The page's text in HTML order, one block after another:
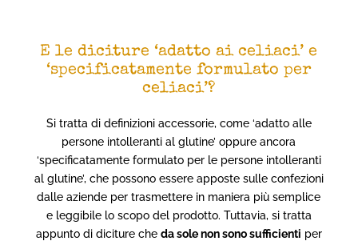
E le diciture ‘adatto ai celiaci’ e
‘specificatamente formulato per
celiaci’?
Si tratta di definizioni accessorie, come ‘adatto alle
persone intolleranti al glutine’ oppure ancora
‘specificatamente formulato per le persone intolleranti
al glutine’, che possono essere apposte sulle confezioni
dalle aziende per trasmettere in maniera più semplice
e leggibile lo scopo del prodotto. Tuttavia, si tratta
appunto di diciture che da sole non sono sufficienti per